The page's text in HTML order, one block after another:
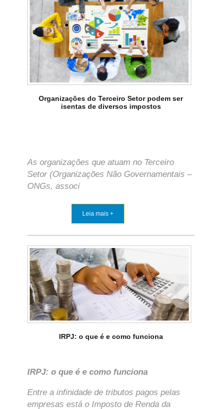
Organizações do Terceiro Setor podem ser
isentas de diversos impostos
As organizações que atuam no Terceiro
Setor (Organizações Não Governamentais –
ONGs, associ
Leia mais +
IRPJ: o que é e como funciona
IRPJ: o que é e como funciona
Entre a infinidade de tributos pagos pelas
empresas está o Imposto de Renda da